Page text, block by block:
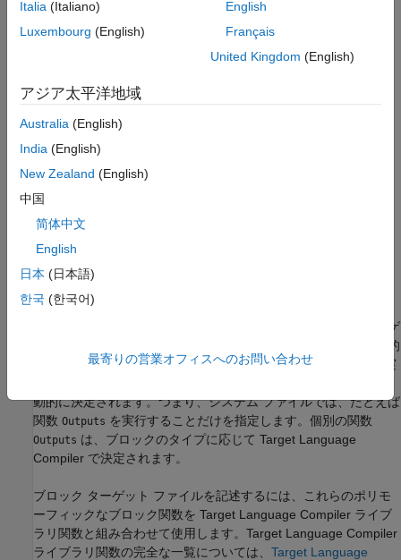
Enable(block, system)
Start(block, system)
Outputs(block, system)
Derivatives(block, system)
オブジェクト指向プログラミングの観点では、各ブロック ターゲ
ット ファイルに同じ関数が含まれるため、これらの関数は実質的
にポリモーフィックです。どのブロック関数を実行するかは、実
動的に決定されます。つまり、システム ファイルでは、たとえば
関数 Outputs を実行することだけを指定します。個別の関数
Outputs は、ブロックのタイプに応じて Target Language
Compiler で決定されます。
ブロック ターゲット ファイルを記述するには、これらのポリモ
ーフィックなブロック関数を Target Language Compiler ライブ
ラリ関数と組み合わせて使用します。Target Language Compiler
ライブラリ関数の完全な一覧については、 Target Language
Italia (Italiano)
Luxembourg (English)
English
Français
United Kingdom (English)
アジア太平洋地域
Australia (English)
India (English)
New Zealand (English)
中国
简体中文
English
日本 (日本語)
한국 (한국어)
最寄りの営業オフィスへのお問い合わせ